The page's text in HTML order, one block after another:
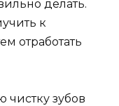
делать.
к
отработать
чистку зубов